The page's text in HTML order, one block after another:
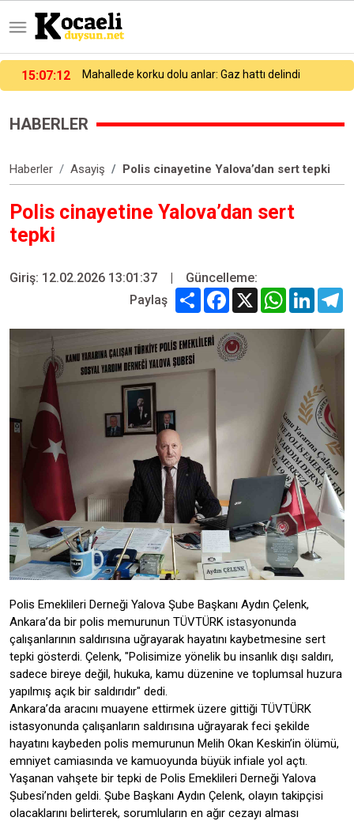
15:07:42
HABERLER
Haberler Asayiş Polis cinayetine Yalova’dan sert tepki
Polis cinayetine Yalova’dan sert
tepki
Giriş: 12.02.2026 13:01:37 |
Güncelleme:
Paylaş
Share Facebook
X WhatsApp
Polis Emeklileri Derneği Yalova Şube Başkanı Aydın Çelenk,
Ankara’da bir polis memurunun TÜVTÜRK istasyonunda
çalışanlarının saldırısına uğrayarak hayatını kaybetmesine sert
tepki gösterdi. Çelenk, "Polisimize yönelik bu insanlık dışı saldırı,
sadece bireye değil, hukuka, kamu düzenine ve toplumsal huzura
yapılmış açık bir saldırıdır" dedi.
Ankara’da aracını muayene ettirmek üzere gittiği TÜVTÜRK
istasyonunda çalışanların saldırısına uğrayarak feci şekilde
hayatını kaybeden polis memurunun Melih Okan Keskin’in ölümü,
emniyet camiasında ve kamuoyunda büyük infiale yol açtı.
Yaşanan vahşete bir tepki de Polis Emeklileri Derneği Yalova
Şubesi’nden geldi. Şube Başkanı Aydın Çelenk, olayın takipçisi
olacaklarını belirterek, sorumluların en ağır cezayı alması